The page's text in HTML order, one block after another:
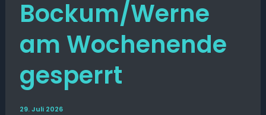
Bockum/Werne
am Wochenende
gesperrt
29. Juli 2026